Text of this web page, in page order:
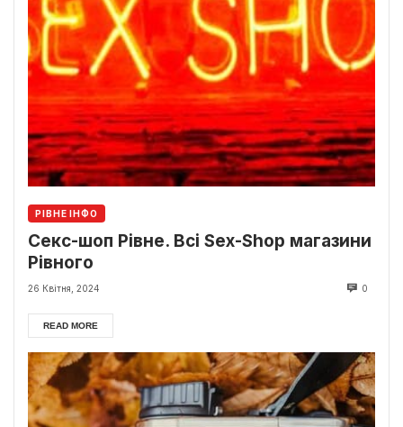
РІВНЕ ІНФО
Секс-шоп Рівне. Всі Sex-Shop магазини
Рівного
26 Квітня, 2024 0
READ MORE